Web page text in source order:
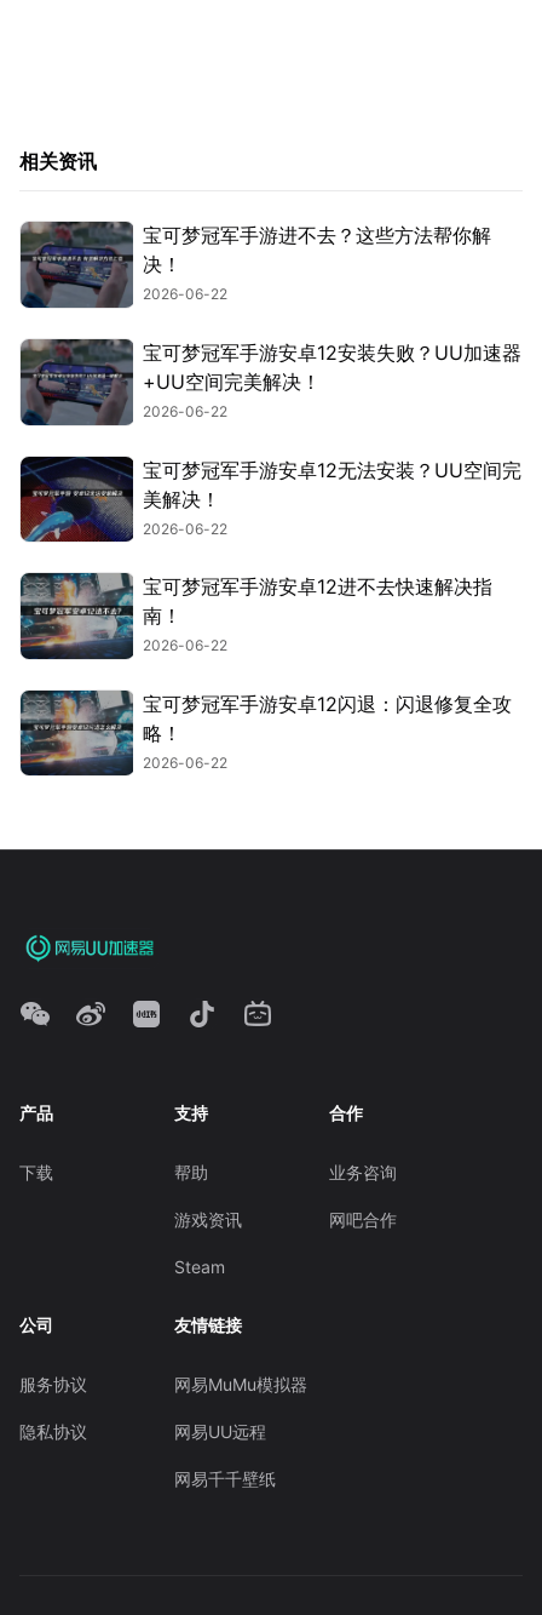
相关资讯
宝可梦冠军手游进不去？这些方法帮你解
决！
2026-06-22
宝可梦冠军手游安卓12安装失败？UU加速器
+UU空间完美解决！
2026-06-22
宝可梦冠军手游安卓12无法安装？UU空间完
美解决！
2026-06-22
宝可梦冠军手游安卓12进不去快速解决指
南！
2026-06-22
宝可梦冠军手游安卓12闪退：闪退修复全攻
略！
2026-06-22
产品
下载
支持
帮助
游戏资讯
Steam
合作
业务咨询
网吧合作
公司
服务协议
隐私协议
友情链接
网易MuMu模拟器
网易UU远程
网易千千壁纸